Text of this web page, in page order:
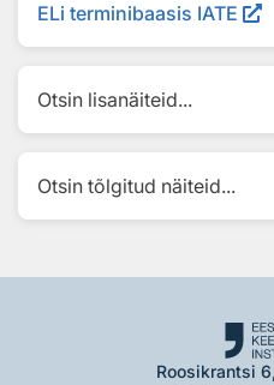
ELi terminibaasis IATE
Otsin lisanäiteid...
Otsin tõlgitud näiteid...
Roosikrantsi